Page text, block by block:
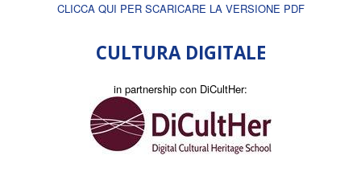
CLICCA QUI PER SCARICARE LA VERSIONE PDF
CULTURA DIGITALE
in partnership con DiCultHer: